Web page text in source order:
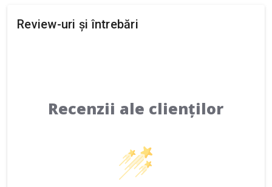
Review-uri și întrebări
Recenzii ale clienților